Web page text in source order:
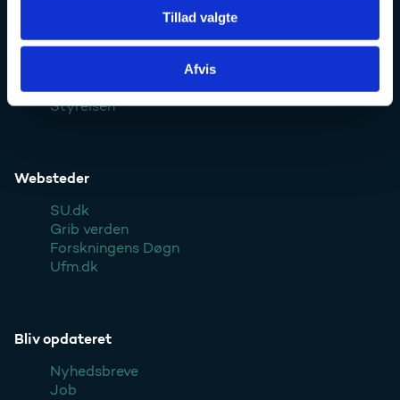
Tillad valgte
Afvis
Kontakt
Styrelsen
Websteder
SU.dk
Grib verden
Forskningens Døgn
Ufm.dk
Bliv opdateret
Nyhedsbreve
Job